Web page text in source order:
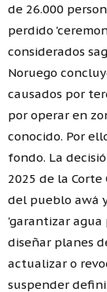
de 26.000
perdido
considerados
Noruego
causados por
por operar en
conocido. Por
fondo. La
2025 de la
del pueblo awá
'garantizar agua
diseñar planes
actualizar o
suspender